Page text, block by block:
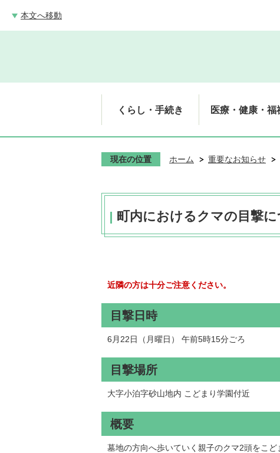
本文へ移動
くらし・手続き 医療・健康・福
現在の位置 ホーム 重要なお知らせ
町内におけるクマの目撃
近隣の方は十分ご注意ください。
目撃日時
6月22日（月曜日） 午前5時15分ごろ
目撃場所
大字小泊字砂山地内 こどまり学園付近
概要
墓地の方向へ歩いていく親子のクマ2頭をこど